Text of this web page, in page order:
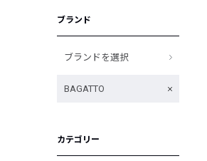
ブランド
ブランドを選択
BAGATTO
カテゴリー